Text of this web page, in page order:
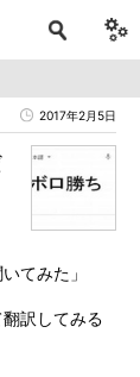
2017年2月5日
てみた」
訳してみる